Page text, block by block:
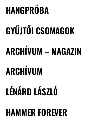
HANGPRÓBA
GYŰJTŐI CSOMAGOK
ARCHÍVUM – MAGAZIN
ARCHÍVUM
LÉNÁRD LÁSZLÓ
HAMMER FOREVER